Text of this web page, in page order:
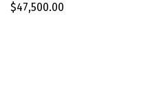
$47,500.00